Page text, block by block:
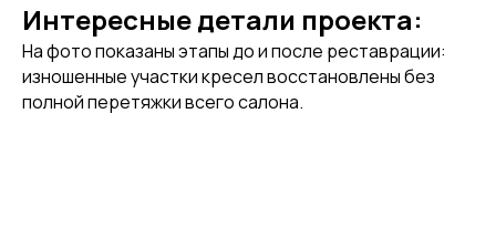
Интересные детали проекта:
На фото показаны этапы до и после реставрации:
изношенные участки кресел восстановлены без
полной перетяжки всего салона.